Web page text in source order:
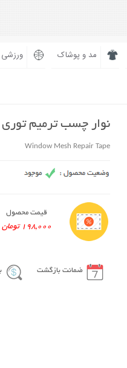
مد و پوشاک
نوار چسب ترمیم توری
Window Mesh Repair Tape
قیمت محصول
198,000 تومان
ضمانت بازگشت